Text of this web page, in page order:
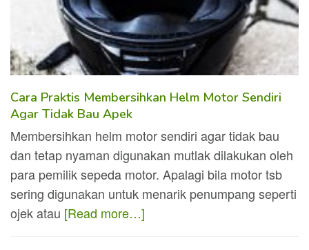
Cara Praktis Membersihkan Helm Motor Sendiri
Agar Tidak Bau Apek
Membersihkan helm motor sendiri agar tidak bau
dan tetap nyaman digunakan mutlak dilakukan oleh
para pemilik sepeda motor. Apalagi bila motor tsb
sering digunakan untuk menarik penumpang seperti
ojek atau [Read more…]